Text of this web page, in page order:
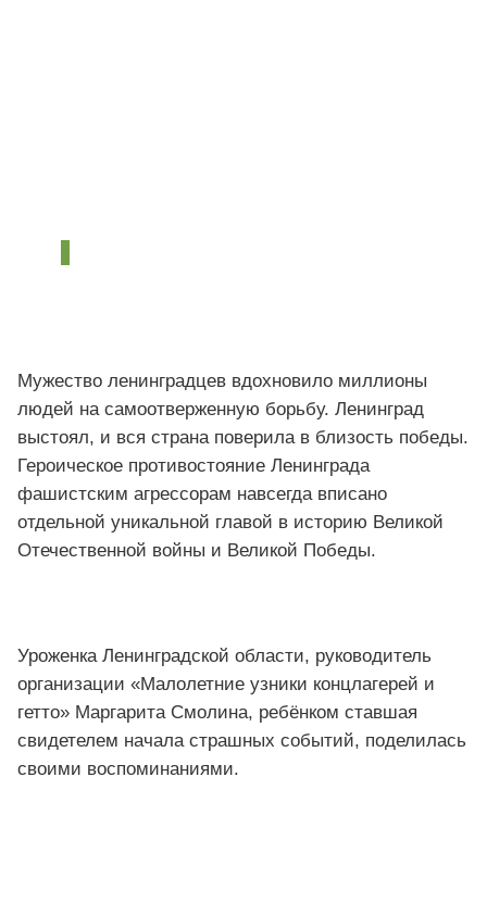
Мужество ленинградцев вдохновило миллионы
людей на самоотверженную борьбу. Ленинград
выстоял, и вся страна поверила в близость победы.
Героическое противостояние Ленинграда
фашистским агрессорам навсегда вписано
отдельной уникальной главой в историю Великой
Отечественной войны и Великой Победы.
Уроженка Ленинградской области, руководитель
организации «Малолетние узники концлагерей и
гетто» Маргарита Смолина, ребёнком ставшая
свидетелем начала страшных событий, поделилась
своими воспоминаниями.